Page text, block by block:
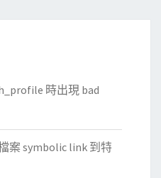
時出現 bad
案 symbolic link 到特